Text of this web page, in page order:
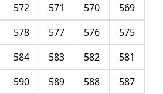
569
570
571
572
575
576
577
578
581
582
583
584
587
588
589
590